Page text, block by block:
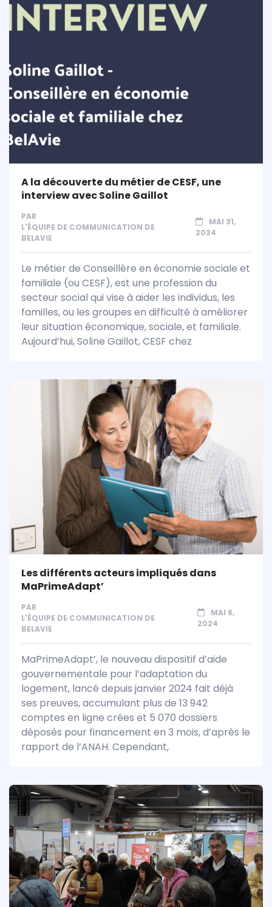
A la découverte du métier de CESF, une
interview avec Soline Gaillot
PAR
L'ÉQUIPE DE COMMUNICATION DE
BELAVIE
MAI 31,
2024
Le métier de Conseillère en économie sociale et
familiale (ou CESF), est une profession du
secteur social qui vise à aider les individus, les
familles, ou les groupes en difficulté à améliorer
leur situation économique, sociale, et familiale.
Aujourd’hui, Soline Gaillot, CESF chez
Les différents acteurs impliqués dans
MaPrimeAdapt’
PAR
L'ÉQUIPE DE COMMUNICATION DE
BELAVIE
MAI 6,
2024
MaPrimeAdapt’, le nouveau dispositif d’aide
gouvernementale pour l’adaptation du
logement, lancé depuis janvier 2024 fait déjà
ses preuves, accumulant plus de 13 942
comptes en ligne crées et 5 070 dossiers
déposés pour financement en 3 mois, d’après le
rapport de l’ANAH. Cependant,